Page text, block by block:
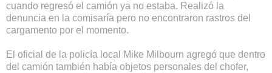
cuando regresó el camión ya no estaba. Realizó la
denuncia en la comisaría pero no encontraron rastros del
cargamento por el momento.
El oficial de la policía local Mike Milbourn agregó que dentro
del camión también había objetos personales del chofer,